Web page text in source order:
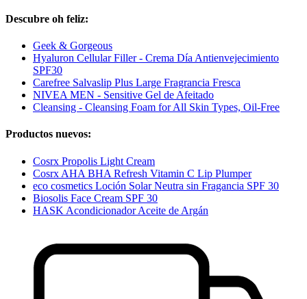
Descubre oh feliz:
Geek & Gorgeous
Hyaluron Cellular Filler - Crema Día Antienvejecimiento
SPF30
Carefree Salvaslip Plus Large Fragrancia Fresca
NIVEA MEN - Sensitive Gel de Afeitado
Cleansing - Cleansing Foam for All Skin Types, Oil-Free
Productos nuevos:
Cosrx Propolis Light Cream
Cosrx AHA BHA Refresh Vitamin C Lip Plumper
eco cosmetics Loción Solar Neutra sin Fragancia SPF 30
Biosolis Face Cream SPF 30
HASK Acondicionador Aceite de Argán